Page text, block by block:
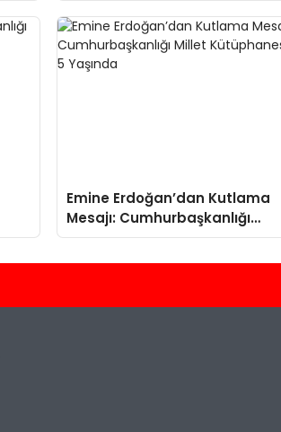
Emine Erdoğan’dan Kutlama
Mesajı: Cumhurbaşkanlığı
Millet Kütüphanesi 5 Yaşında